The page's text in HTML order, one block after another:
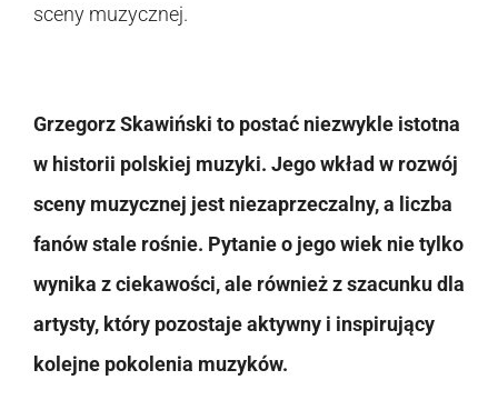
sceny muzycznej.
Grzegorz Skawiński to postać niezwykle istotna
w historii polskiej muzyki. Jego wkład w rozwój
sceny muzycznej jest niezaprzeczalny, a liczba
fanów stale rośnie. Pytanie o jego wiek nie tylko
wynika z ciekawości, ale również z szacunku dla
artysty, który pozostaje aktywny i inspirujący
kolejne pokolenia muzyków.